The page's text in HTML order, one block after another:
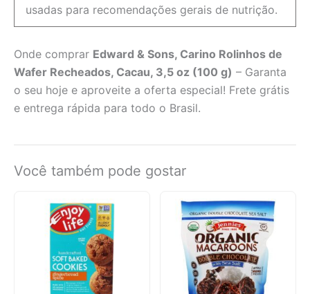
usadas para recomendações gerais de nutrição.
Onde comprar Edward & Sons, Carino Rolinhos de
Wafer Recheados, Cacau, 3,5 oz (100 g) – Garanta
o seu hoje e aproveite a oferta especial! Frete grátis
e entrega rápida para todo o Brasil.
Você também pode gostar